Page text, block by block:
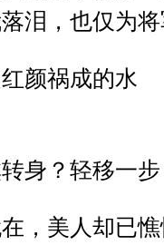
泪，也仅为
颜祸成的水
身？轻移一
，美人却已